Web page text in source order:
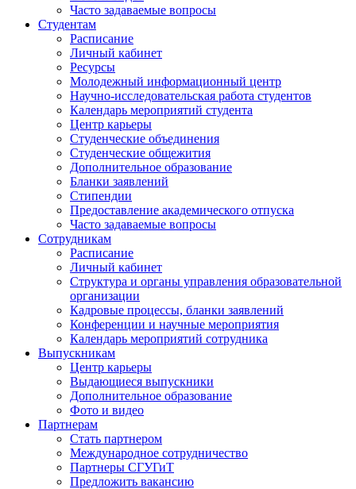
Часто задаваемые вопросы
Студентам
Расписание
Личный кабинет
Ресурсы
Молодежный информационный центр
Научно-исследовательская работа студентов
Календарь мероприятий студента
Центр карьеры
Студенческие объединения
Студенческие общежития
Дополнительное образование
Бланки заявлений
Стипендии
Предоставление академического отпуска
Часто задаваемые вопросы
Сотрудникам
Расписание
Личный кабинет
Структура и органы управления образовательной
организации
Кадровые процессы, бланки заявлений
Конференции и научные мероприятия
Календарь мероприятий сотрудника
Выпускникам
Центр карьеры
Выдающиеся выпускники
Дополнительное образование
Фото и видео
Партнерам
Стать партнером
Международное сотрудничество
Партнеры СГУГиТ
Предложить вакансию